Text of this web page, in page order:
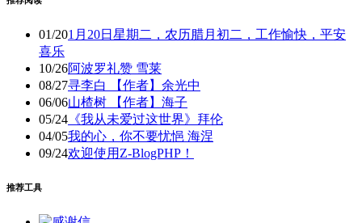
01/201月20日星期二，农历腊月初二，工作愉快，平安
喜乐
10/26阿波罗礼赞 雪莱
08/27寻李白 【作者】余光中
06/06山楂树 【作者】海子
05/24 《我从未爱过这世界》拜伦
04/05我的心，你不要忧悒 海涅
09/24欢迎使用Z-BlogPHP！
推荐工具